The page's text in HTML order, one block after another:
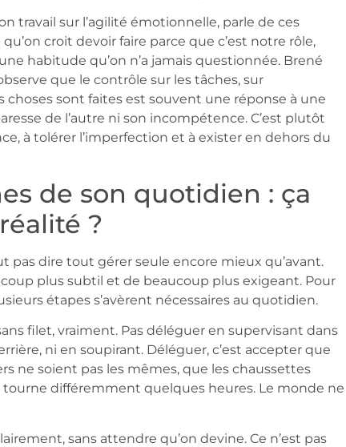
travail sur l’agilité émotionnelle, parle de ces
croit devoir faire parce que c’est notre rôle,
habitude qu’on n’a jamais questionnée. Brené
que le contrôle sur les tâches, sur
choses sont faites est souvent une réponse à une
de l’autre ni son incompétence. C’est plutôt
à tolérer l’imperfection et à exister en dehors du
de son quotidien : ça
?
pas dire tout gérer seule encore mieux qu’avant.
plus subtil et de beaucoup plus exigeant. Pour
étapes s’avèrent nécessaires au quotidien.
filet, vraiment. Pas déléguer en supervisant dans
ni en soupirant. Déléguer, c’est accepter que
ne soient pas les mêmes, que les chaussettes
différemment quelques heures. Le monde ne
sans attendre qu’on devine. Ce n’est pas